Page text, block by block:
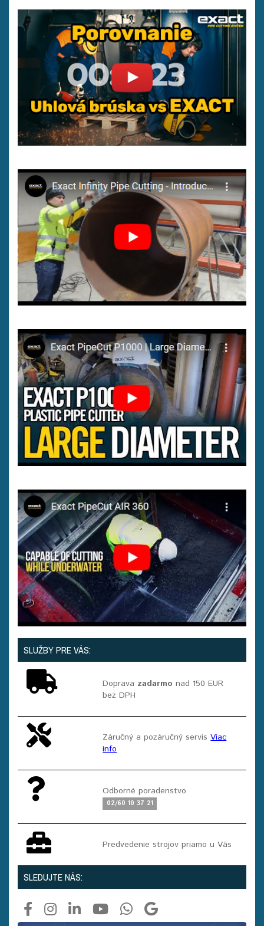
SLUŽBY PRE VÁS:
Doprava zadarmo nad 150 EUR
bez DPH
Záručný a pozáručný servisViac
info
Odborné poradenstvo
02/60 10 37 21
Predvedenie strojov priamo u Vás
SLEDUJTE NÁS: